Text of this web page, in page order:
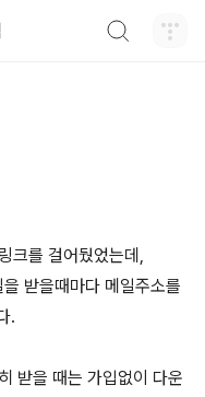
크를 걸어뒀었는데,
받을때마다 메일주소를
.
받을 때는 가입없이 다운